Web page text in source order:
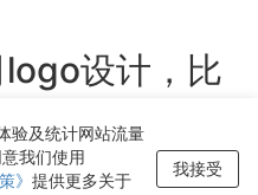
设计，比
验及统计网站流量
我们使用
》 提供更多关于
我接受